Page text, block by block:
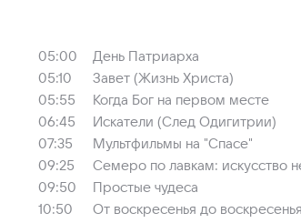
05:00
День Патриарха
05:10
Завет (Жизнь Христа)
05:55
Когда Бог на первом месте
06:45
Искатели (След Одигитрии)
07:35
Мультфильмы на "Спасе"
09:25
Семеро по лавкам: искусство
09:50
Простые чудеса
10:50
От воскресенья до воскресенья